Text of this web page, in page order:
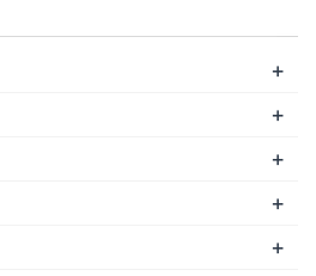
+
+
+
+
+